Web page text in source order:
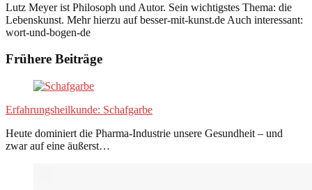
Lutz Meyer ist Philosoph und Autor. Sein wichtigstes Thema: die
Lebenskunst. Mehr hierzu auf besser-mit-kunst.de Auch interessant:
wort-und-bogen-de
Frühere Beiträge
Erfahrungsheilkunde: Schafgarbe
Heute dominiert die Pharma-Industrie unsere Gesundheit – und
zwar auf eine äußerst…